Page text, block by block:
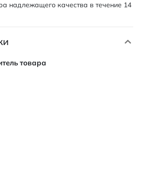
надлежащего качества в течение 14